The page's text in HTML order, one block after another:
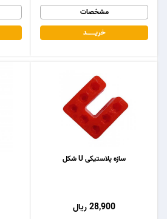
مشخصات
خریـــــــد
سازه پلاستیکی U شکل
28,900 ریال